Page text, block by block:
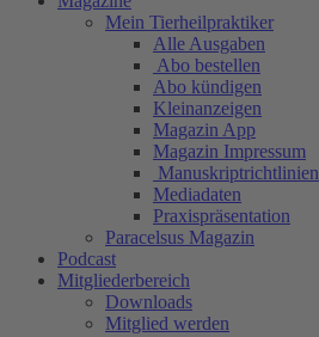
Mein Tierheilpraktiker
Alle Ausgaben
Abo bestellen
Abo kündigen
Kleinanzeigen
Magazin App
Magazin Impressum
Manuskriptrichtlinien
Mediadaten
Praxispräsentation
Paracelsus Magazin
Podcast
Mitgliederbereich
Downloads
Mitglied werden